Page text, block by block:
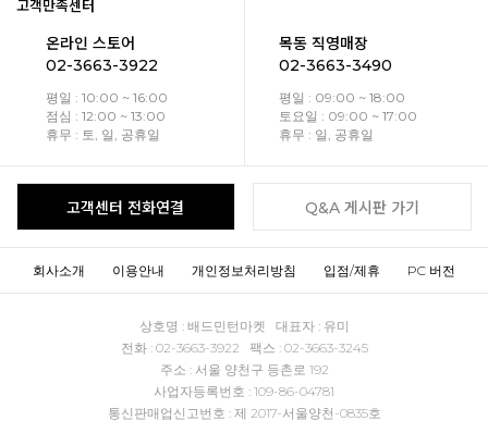
고객만족센터
온라인 스토어
02-3663-3922
평일 : 10:00 ~ 16:00
점심 : 12:00 ~ 13:00
휴무 : 토, 일, 공휴일
목동 직영매장
02-3663-3490
평일 : 09:00 ~ 18:00
토요일 : 09:00 ~ 17:00
휴무 : 일, 공휴일
고객센터 전화연결 Q&A 게시판 가기
회사소개 이용안내 개인정보처리방침 입점/제휴 PC 버전
상호명 : 배드민턴마켓 대표자 : 유미
전화 : 02-3663-3922 팩스 : 02-3663-3245
주소 : 서울 양천구 등촌로 192
사업자등록번호 : 109-86-04781
통신판매업신고번호 : 제 2017-서울양천-0835호